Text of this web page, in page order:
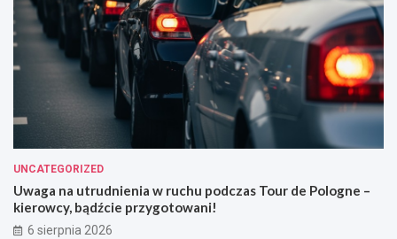
UNCATEGORIZED
Uwaga na utrudnienia w ruchu podczas Tour de Pologne –
kierowcy, bądźcie przygotowani!
6 sierpnia 2026